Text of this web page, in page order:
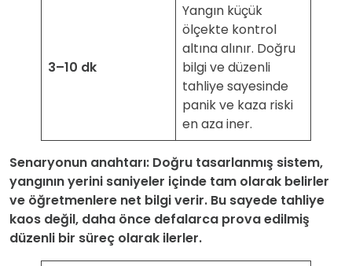
3–10 dk
Yangın küçük
ölçekte kontrol
altına alınır. Doğru
bilgi ve düzenli
tahliye sayesinde
panik ve kaza riski
en aza iner.
Senaryonun anahtarı: Doğru tasarlanmış sistem,
yangının yerini saniyeler içinde tam olarak belirler
ve öğretmenlere net bilgi verir. Bu sayede tahliye
kaos değil, daha önce defalarca prova edilmiş
düzenli bir süreç olarak ilerler.